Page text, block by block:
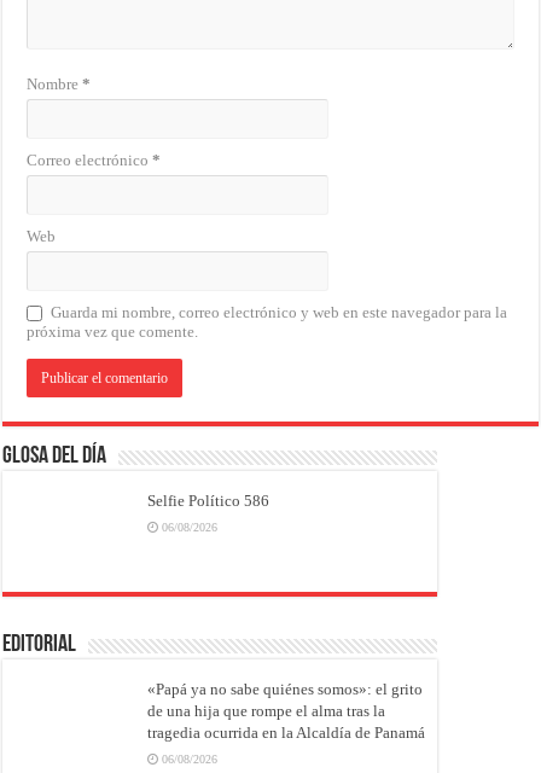
Nombre*
Correo electrónico*
Web
Guarda mi nombre, correo electrónico y web en este navegador para la
próxima vez que comente.
Glosa del Día
Selfie Político 586
06/08/2026
EDITORIAL
«Papá ya no sabe quiénes somos»: el grito
de una hija que rompe el alma tras la
tragedia ocurrida en la Alcaldía de Panamá
06/08/2026